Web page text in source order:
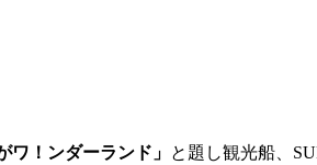
ワ！ンダーランド」 と題し観光船、